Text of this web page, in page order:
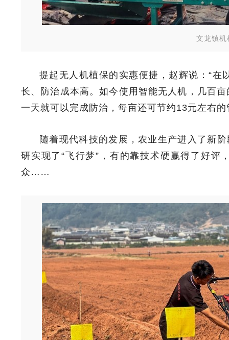
文龙镇机
提起无人机植保的实惠便捷，赵辉说：“
长、防治成本高。如今使用智能无人机，几百
一天就可以完成防治，每亩还可节约13元左右的
随着现代科技的发展，农业生产进入了新
研实现了“飞行梦”，有的靠技术硬赢得了好评
众……